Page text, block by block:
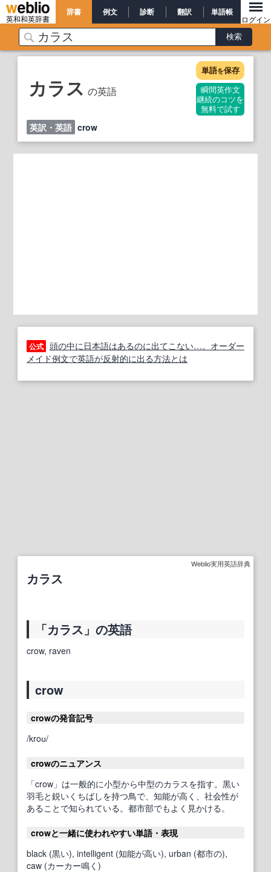
英和和英辞書
辞書 例文 診断 翻訳 単語帳
ログイン
カラス の英語
単語を保存
瞬間英作文
継続のコツを
無料で試す
英訳・英語 crow
公式 頭の中に日本語はあるのに出てこない…。オーダー
メイド例文で英語が反射的に出る方法とは
Weblio実用英語辞典
カラス
「カラス」の英語
crow, raven
crow
crowの発音記号
/kroʊ/
crowのニュアンス
「crow」は一般的に小型から中型のカラスを指す。黒い
羽毛と鋭いくちばしを持つ鳥で、知能が高く、社会性が
あることで知られている。都市部でもよく見かける。
crowと一緒に使われやすい単語・表現
black (黒い), intelligent (知能が高い), urban (都市の),
caw (カーカー鳴く)